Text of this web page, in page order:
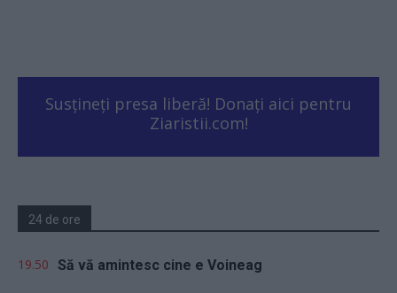
Susțineți presa liberă! Donați aici pentru
Ziaristii.com!
24 de ore
19.50 Să vă amintesc cine e Voineag